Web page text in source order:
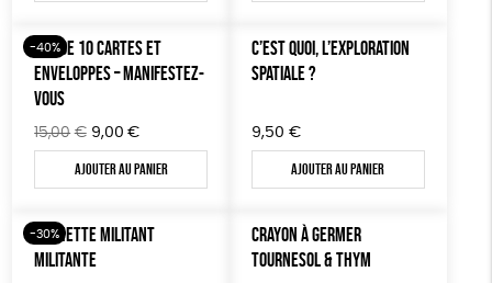
-40%
LOT DE 10 CARTES ET
ENVELOPPES – MANIFESTEZ-
VOUS
15,00 € Le
prix
initial
9,00 €Le
prix
actuel
Ajouter au panier
C’EST QUOI, L’EXPLORATION
SPATIALE ?
9,50 €
Ajouter au panier
-30%
POCHETTE MILITANT
MILITANTE
CRAYON À GERMER
TOURNESOL & THYM